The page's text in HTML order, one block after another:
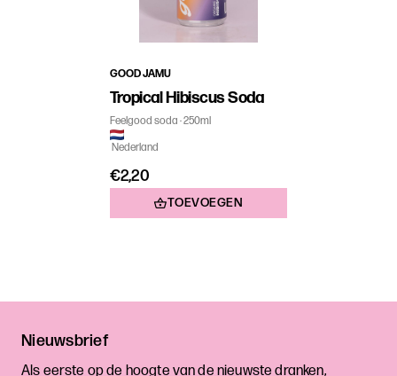
GOOD JAMU
Tropical Hibiscus Soda
Feelgood soda 250ml
Nederland
€2,20
TOEVOEGEN
Nieuwsbrief
Als eerste op de hoogte van de nieuwste dranken,